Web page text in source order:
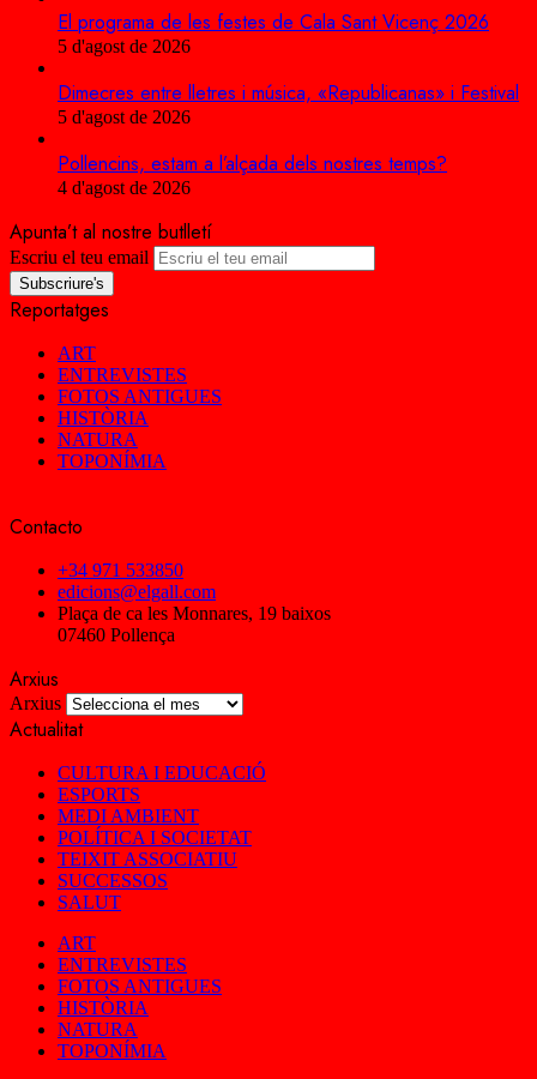
El programa de les festes de Cala Sant Vicenç 2026
5 d'agost de 2026
Dimecres entre lletres i música, «Republicanas» i Festival
5 d'agost de 2026
Pollencins, estam a l’alçada dels nostres temps?
4 d'agost de 2026
Apunta’t al nostre butlletí
Escriu el teu email
Reportatges
ART
ENTREVISTES
FOTOS ANTIGUES
HISTÒRIA
NATURA
TOPONÍMIA
Contacto
+34 971 533850
edicions@elgall.com
Plaça de ca les Monnares, 19 baixos
07460 Pollença
Arxius
Arxius
Actualitat
CULTURA I EDUCACIÓ
ESPORTS
MEDI AMBIENT
POLÍTICA I SOCIETAT
TEIXIT ASSOCIATIU
SUCCESSOS
SALUT
ART
ENTREVISTES
FOTOS ANTIGUES
HISTÒRIA
NATURA
TOPONÍMIA